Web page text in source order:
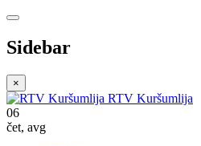
Sidebar
×
RTV Kuršumlija
06
čet, avg